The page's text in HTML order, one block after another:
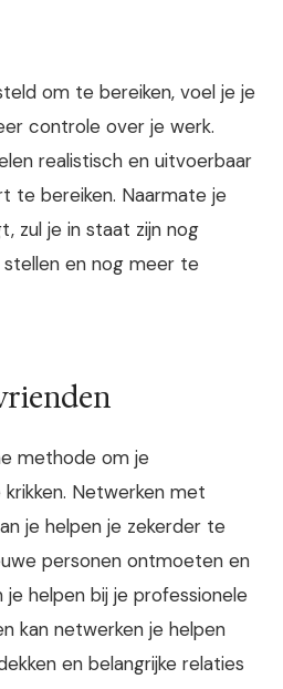
om te bereiken, voel je je
controle over je werk.
realistisch en uitvoerbaar
te bereiken. Naarmate je
zul je in staat zijn nog
en nog meer te
methode om je
Netwerken met
je helpen je zekerder te
personen ontmoeten en
je helpen bij je professionele
kan netwerken je helpen
en belangrijke relaties